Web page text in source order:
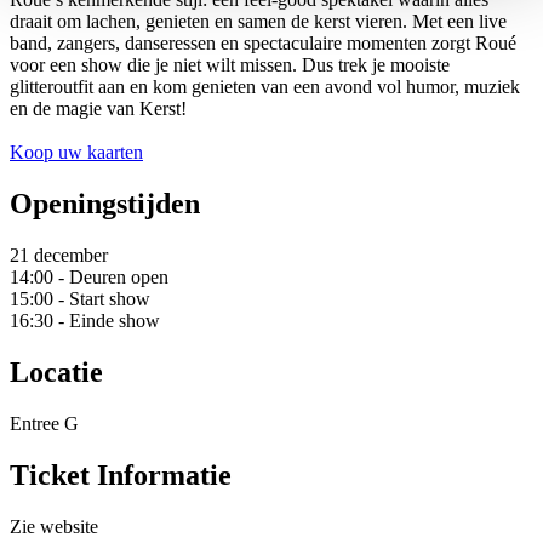
draait om lachen, genieten en samen de kerst vieren. Met een live
band, zangers, danseressen en spectaculaire momenten zorgt Roué
voor een show die je niet wilt missen. Dus trek je mooiste
glitteroutfit aan en kom genieten van een avond vol humor, muziek
en de magie van Kerst!
Koop uw kaarten
Openingstijden
21 december
14:00 - Deuren open
15:00 - Start show
16:30 - Einde show
Locatie
Entree G
Ticket Informatie
Zie website